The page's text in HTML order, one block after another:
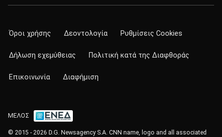
Όροι χρήσης Δεοντολογία Ρυθμίσεις Cookies
Δήλωση εχεμύθειας Πολιτική κατά της Διαφθοράς
Επικοινωνία Διαφήμιση
ΜΕΛΟΣ
© 2015 - 2026 D.G. Newsagency S.A. CNN name, logo and all associated